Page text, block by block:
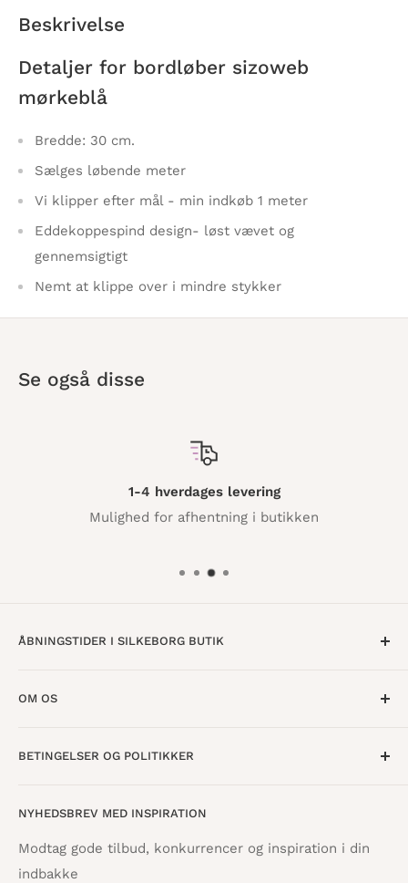
Beskrivelse
Detaljer for bordløber sizoweb
mørkeblå
Bredde: 30 cm.
Sælges løbende meter
Vi klipper efter mål - min indkøb 1 meter
Eddekoppespind design- løst vævet og
gennemsigtigt
Nemt at klippe over i mindre stykker
Se også disse
1-4 hverdages levering
Mulighed for afhentning i butikken
ÅBNINGSTIDER I SILKEBORG BUTIK
Fredag · 10:00 - 18:00
Vestergade 8
info@danskpapirvare.dk
Tlf.: 86 82 09 25
Telefontid hverdage · 10:00 - 17:00
OM OS
Find butik
BETINGELSER OG POLITIKKER
Tilbagebetalingspolitik
Cookie- og privatlivspolitik
Servicevilkår
NYHEDSBREV MED INSPIRATION
Modtag gode tilbud, konkurrencer og inspiration i din
indbakke